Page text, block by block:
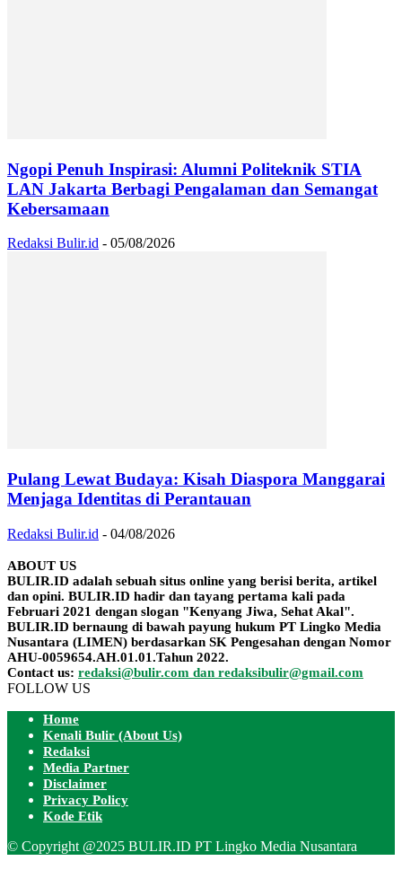
Ngopi Penuh Inspirasi: Alumni Politeknik STIA
LAN Jakarta Berbagi Pengalaman dan Semangat
Kebersamaan
Redaksi Bulir.id - 05/08/2026
Pulang Lewat Budaya: Kisah Diaspora Manggarai
Menjaga Identitas di Perantauan
Redaksi Bulir.id - 04/08/2026
ABOUT US
BULIR.ID adalah sebuah situs online yang berisi berita, artikel
dan opini. BULIR.ID hadir dan tayang pertama kali pada
Februari 2021 dengan slogan "Kenyang Jiwa, Sehat Akal".
BULIR.ID bernaung di bawah payung hukum PT Lingko Media
Nusantara (LIMEN) berdasarkan SK Pengesahan dengan Nomor
AHU-0059654.AH.01.01.Tahun 2022.
Contact us: redaksi@bulir.com dan redaksibulir@gmail.com
FOLLOW US
Home
Kenali Bulir (About Us)
Redaksi
Media Partner
Disclaimer
Privacy Policy
Kode Etik
© Copyright @2025 BULIR.ID PT Lingko Media Nusantara